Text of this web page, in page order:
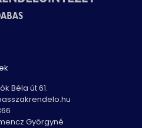
Béla út 61.
Györgyné